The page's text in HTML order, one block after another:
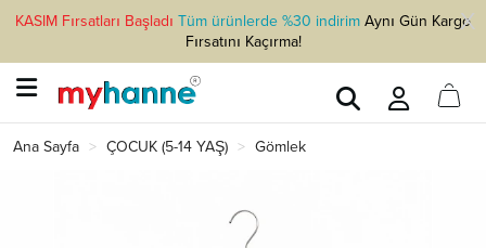
KASIM Fırsatları Başladı Tüm ürünlerde %30 indirimAynı Gün Kargo
Fırsatını Kaçırma!
Ana Sayfa ÇOCUK (5-14 YAŞ) Gömlek